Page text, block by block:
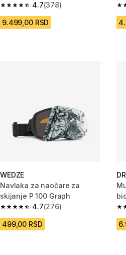
4.7
4.7 od 5 zvezdica from 378
(378)
9.499,00 RSD
WEDZE
Navlaka za naočare za
skijanje P 100 Graph
4.7
4.7 od 5 zvezdica from 276
(276)
499,00 RSD